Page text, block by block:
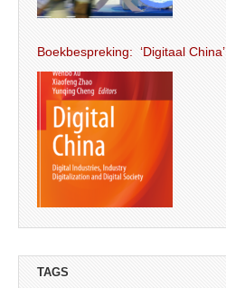
Boekbespreking: ‘Digitaal China’
TAGS